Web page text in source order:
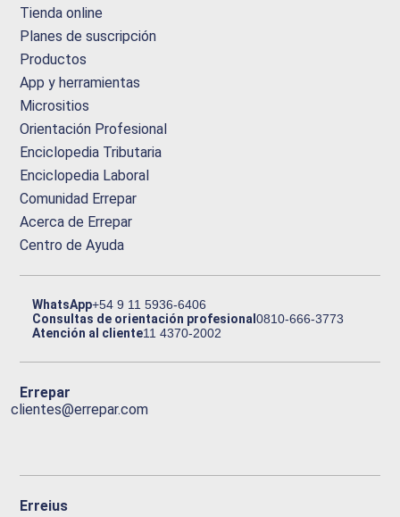
Tienda online
Planes de suscripción
Productos
App y herramientas
Micrositios
Orientación Profesional
Enciclopedia Tributaria
Enciclopedia Laboral
Comunidad Errepar
Acerca de Errepar
Centro de Ayuda
WhatsApp+54 9 11 5936-6406
Consultas de orientación profesional0810-666-3773
Atención al cliente11 4370-2002
Errepar
clientes@errepar.com
Erreius